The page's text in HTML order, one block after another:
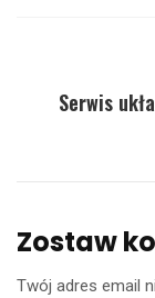
Serwis
Zostaw
Twój adres email